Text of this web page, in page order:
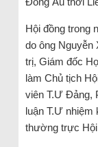
Hội đồng trong
do ông Nguyễn
trị, Giám đốc
làm Chủ tịch
viên T.Ư Đảng,
luận T.Ư
thường trực Hội